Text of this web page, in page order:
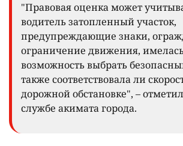
"Правовая оценка может
водитель затопленный участок,
предупреждающие знаки,
ограничение движения,
возможность выбрать
также соответствовала ли
дорожной обстановке", –
службе акимата города.